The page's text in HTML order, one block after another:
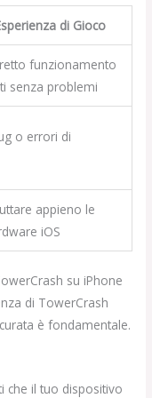
di Gioco
funzionamento
senza problemi
o errori di
appieno le
iOS
su iPhone
di TowerCrash
è fondamentale.
che il tuo dispositivo